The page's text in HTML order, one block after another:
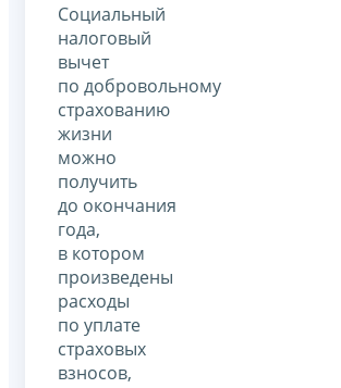
Социальный
налоговый
вычет
по добровольному
страхованию
жизни
можно
получить
до окончания
года,
в котором
произведены
расходы
по уплате
страховых
взносов,